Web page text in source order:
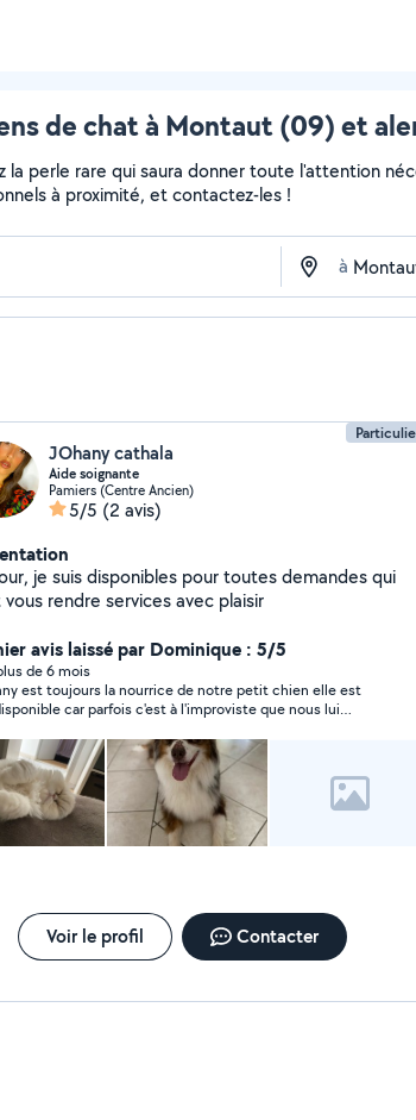
de chat à Montaut (09) et
la perle rare qui saura donner toute l'attention
à proximité, et contactez-les !
à
JOhany cathala
Aide soignante
Pamiers (Centre Ancien)
5/5 (2 avis)
je suis disponibles pour toutes demandes qui
rendre services avec plaisir
avis laissé par Dominique : 5/5
de 6 mois
est toujours la nourrice de notre petit chien elle est
car parfois c'est à l'improviste que nous lui
des chats). Elle est très souriante et aimable.
Voir le profil Contacter